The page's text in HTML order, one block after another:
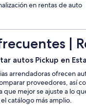
en rentas de auto
|
autos Pickup en
arrendadoras ofrecen
proveedores, así
que mejor se ajuste a lo
catálogo más amplio.